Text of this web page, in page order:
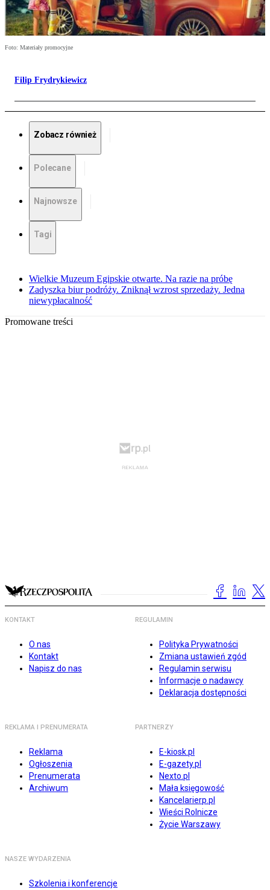
Foto: Materiały promocyjne
Filip Frydrykiewicz
Zobacz również
Polecane
Najnowsze
Tagi
Wielkie Muzeum Egipskie otwarte. Na razie na próbę
Zadyszka biur podróży. Zniknął wzrost sprzedaży. Jedna
niewypłacalność
Promowane treści
KONTAKT
O nas
Kontakt
Napisz do nas
REGULAMIN
Polityka Prywatności
Zmiana ustawień zgód
Regulamin serwisu
Informacje o nadawcy
Deklaracja dostępności
REKLAMA I PRENUMERATA
Reklama
Ogłoszenia
Prenumerata
Archiwum
PARTNERZY
E-kiosk.pl
E-gazety.pl
Nexto.pl
Mała księgowość
Kancelarierp.pl
Wieści Rolnicze
Życie Warszawy
NASZE WYDARZENIA
Szkolenia i konferencje